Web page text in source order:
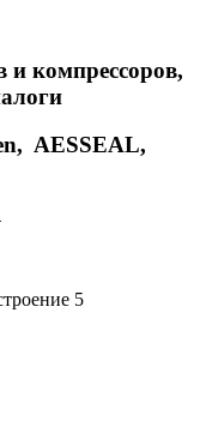
и компрессоров,
AESSEAL,
5